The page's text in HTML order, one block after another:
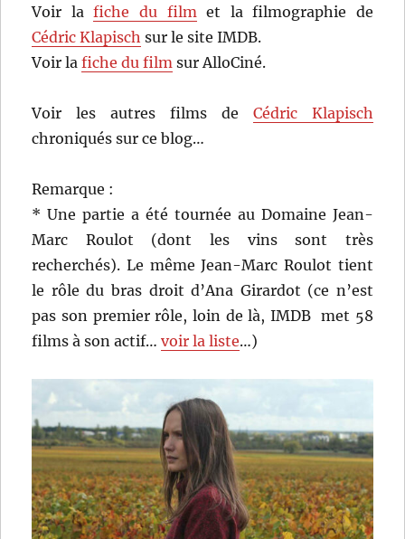
Voir lafiche du filmet la filmographie de
Cédric Klapisch sur le site IMDB.
Voir lafiche du film sur AlloCiné.
Voir les autres films de Cédric Klapisch
chroniqués sur ce blog…
Remarque :
* Une partie a été tournée au Domaine Jean-
Marc Roulot (dont les vins sont très
recherchés). Le même Jean-Marc Roulot tient
le rôle du bras droit d’Ana Girardot (ce n’est
pas son premier rôle, loin de là, IMDB met 58
films à son actif…voir la liste…)